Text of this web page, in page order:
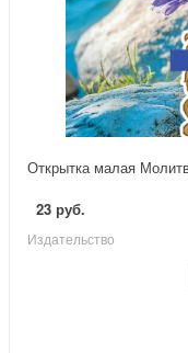
Открытка малая
23 руб.
Издательство